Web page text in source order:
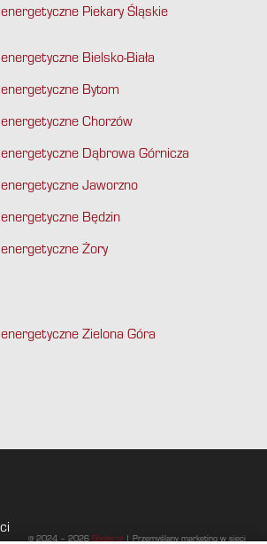
Piekary Śląskie
Bielsko-Biała
Bytom
Chorzów
Dąbrowa Górnicza
Jaworzno
Będzin
Żory
Zielona Góra
@ 2024 – 2026Gogler.pl| Przemyślany marketing w sieci